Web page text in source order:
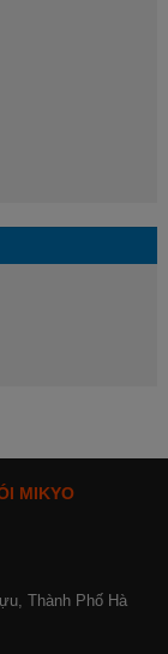
MIKYO
Thành Phố Hà